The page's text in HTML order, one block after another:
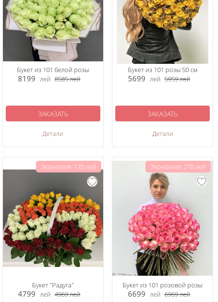
Букет из 101 белой розы
8199 лей 8585лей
Детали
ЗАКАЗАТЬ
Букет из 101 розы 50 см
5699 лей 5959лей
Детали
ЗАКАЗАТЬ
Экономия: 170 лей
Букет "Радуга"
4799 лей 4969лей
Экономия: 270 лей
Букет из 101 розовой розы
6699 лей 6969лей